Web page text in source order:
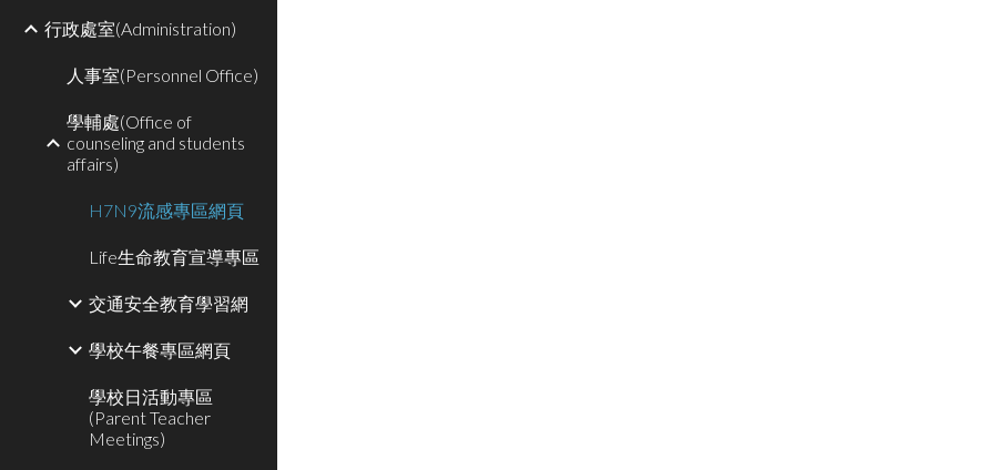
行政處室(Administration)
人事室(Personnel Office)
學輔處(Office of
counseling and students
affairs)
H7N9流感專區網頁
Life生命教育宣導專區
交通安全教育學習網
學校午餐專區網頁
學校日活動專區
(Parent Teacher
Meetings)